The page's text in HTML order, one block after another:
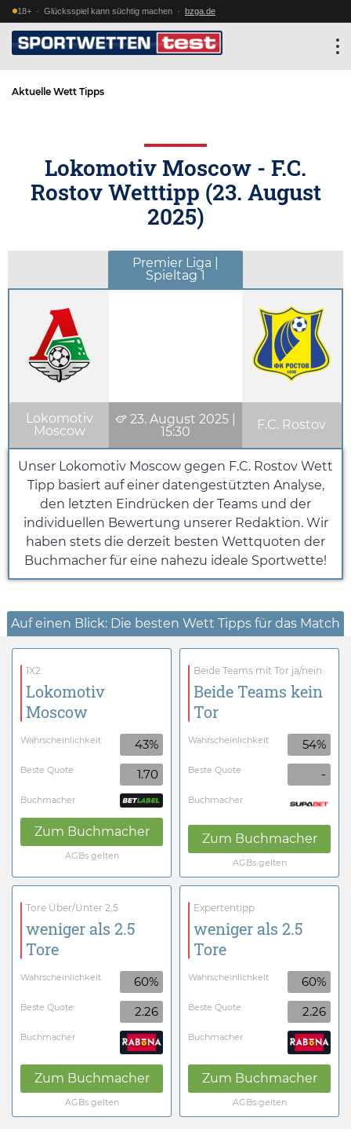
18+ · Glücksspiel kann süchtig machen · bzga.de
Aktuelle Wett Tipps
Lokomotiv Moscow - F.C.
Rostov Wetttipp (23. August
2025)
Premier Liga |
Spieltag 1
Lokomotiv
Moscow
23. August 2025|
15:30
F.C. Rostov
Unser Lokomotiv Moscow gegen F.C. Rostov Wett
Tipp basiert auf einer datengestützten Analyse,
den letzten Eindrücken der Teams und der
individuellen Bewertung unserer Redaktion. Wir
haben stets die derzeit besten Wettquoten der
Buchmacher für eine nahezu ideale Sportwette!
Auf einen Blick: Die besten Wett Tipps für das Match
1X2
Lokomotiv
Moscow
Wahrscheinlichkeit 43%
Beste Quote 1.70
Buchmacher
Zum Buchmacher
AGBs gelten
Beide Teams mit Tor ja/nein
Beide Teams kein
Tor
Wahrscheinlichkeit 54%
Beste Quote -
Buchmacher
Zum Buchmacher
AGBs gelten
Tore Über/Unter 2,5
weniger als 2.5
Tore
Wahrscheinlichkeit 60%
Beste Quote 2.26
Buchmacher
Zum Buchmacher
AGBs gelten
Expertentipp
weniger als 2.5
Tore
Wahrscheinlichkeit 60%
Beste Quote 2.26
Buchmacher
Zum Buchmacher
AGBs gelten